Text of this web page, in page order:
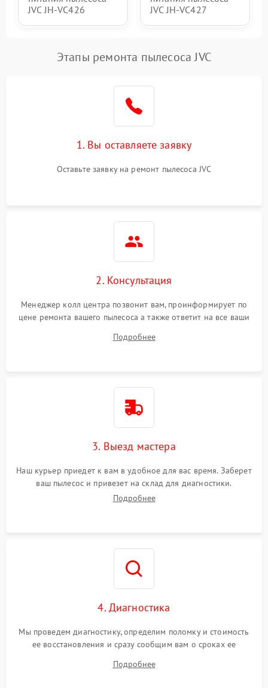
JVC JH-VC426
JVC JH-VC427
Этапы ремонта пылесоса JVC
1. Вы оставляете заявку
Оставьте заявку на ремонт пылесоса JVC
2. Консультация
Менеджер колл центра позвонит вам, проинформирует по
цене ремонта вашего пылесоса а также ответит на все ваши
Подробнее
3. Выезд мастера
Наш курьер приедет к вам в удобное для вас время. Заберет
ваш пылесос и привезет на склад для диагностики.
Подробнее
4. Диагностика
Мы проведем диагностику, определим поломку и стоимость
ее восстановления и сразу сообщим вам о сроках ее
Подробнее